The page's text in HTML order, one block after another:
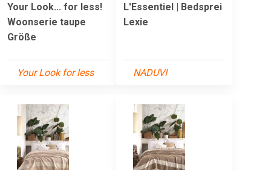
Your Look... for less!
Woonserie taupe
Größe
Your Look for less
L'Essentiel | Bedsprei
Lexie
NADUVI